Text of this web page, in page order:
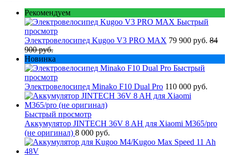
Рекомендуем
Быстрый
просмотр
Электровелосипед Kugoo V3 PRO MAX 79 900 руб. 84
900 руб.
Новинка
Быстрый
просмотр
Электровелосипед Minako F10 Dual Pro 110 000 руб.
Быстрый просмотр
Аккумулятор JINTECH 36V 8 AH для Xiaomi M365/pro
(не оригинал) 8 000 руб.